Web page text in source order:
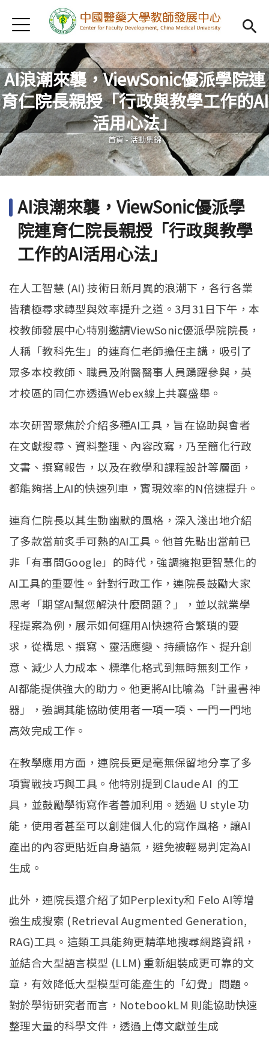
首頁
Open
認識我們
Open
教學研習
Open
新進教師
Open
傑出教授
Open
教師專業社群
Open
借用項目
AI專區
Jump to Navigation
Jump to Main content
AI浪潮來襲，ViewSonic優派學院連
育仁院長親授「行政與教學工作的AI
活用心法」
您在這裡
首頁-活動集錦
AI浪潮來襲，ViewSonic優派學
院連育仁院長親授「行政與教學
工作的AI活用心法」
在人工智慧 (AI) 技術日新月異的浪潮下，各行各業
皆積極尋求轉型與效率提升之道。3月31日下午，本
校教師發展中心特別邀請ViewSonic優派學院院長，
人稱「教科先生」的連育仁老師擔任主講，吸引了
眾多本校教師、職員及附醫醫事人員踴躍參與，英
才校區的同仁亦透過Webex線上共襄盛舉。
本次研習聚焦於介紹多種AI工具，旨在協助與會者
在文獻搜尋、資料整理、內容改寫，乃至簡化行政
文書、撰寫報告，以及在教學和課程設計等層面，
都能夠搭上AI的快速列車，實現效率的N倍速提升。
連育仁院長以其生動幽默的風格，深入淺出地介紹
了多款當前炙手可熱的AI工具。他首先點出當前已
非「有事問Google」的時代，強調擁抱更智慧化的
AI工具的重要性。針對行政工作，連院長鼓勵大家
思考「期望AI幫您解決什麼問題？」，並以就業學
程提案為例，展示如何運用AI快速符合繁瑣的要
求，從構思、撰寫、靈活應變、持續協作、提升創
意、減少人力成本、標準化格式到無時無刻工作，
AI都能提供強大的助力。他更將AI比喻為「計畫書神
器」，強調其能協助使用者一項一項、一門一門地
高效完成工作。
在教學應用方面，連院長更是毫無保留地分享了多
項實戰技巧與工具。他特別提到Claude AI 的工
具，並鼓勵學術寫作者善加利用。透過 U style 功
能，使用者甚至可以創建個人化的寫作風格，讓AI
產出的內容更貼近自身語氣，避免被輕易判定為AI
生成。
此外，連院長還介紹了如Perplexity和 Felo AI等增
強生成搜索 (Retrieval Augmented Generation,
RAG)工具。這類工具能夠更精準地搜尋網路資訊，
並結合大型語言模型 (LLM) 重新組裝成更可靠的文
章，有效降低大型模型可能產生的「幻覺」問題。
對於學術研究者而言，NotebookLM 則能協助快速
整理大量的科學文件，透過上傳文獻並生成